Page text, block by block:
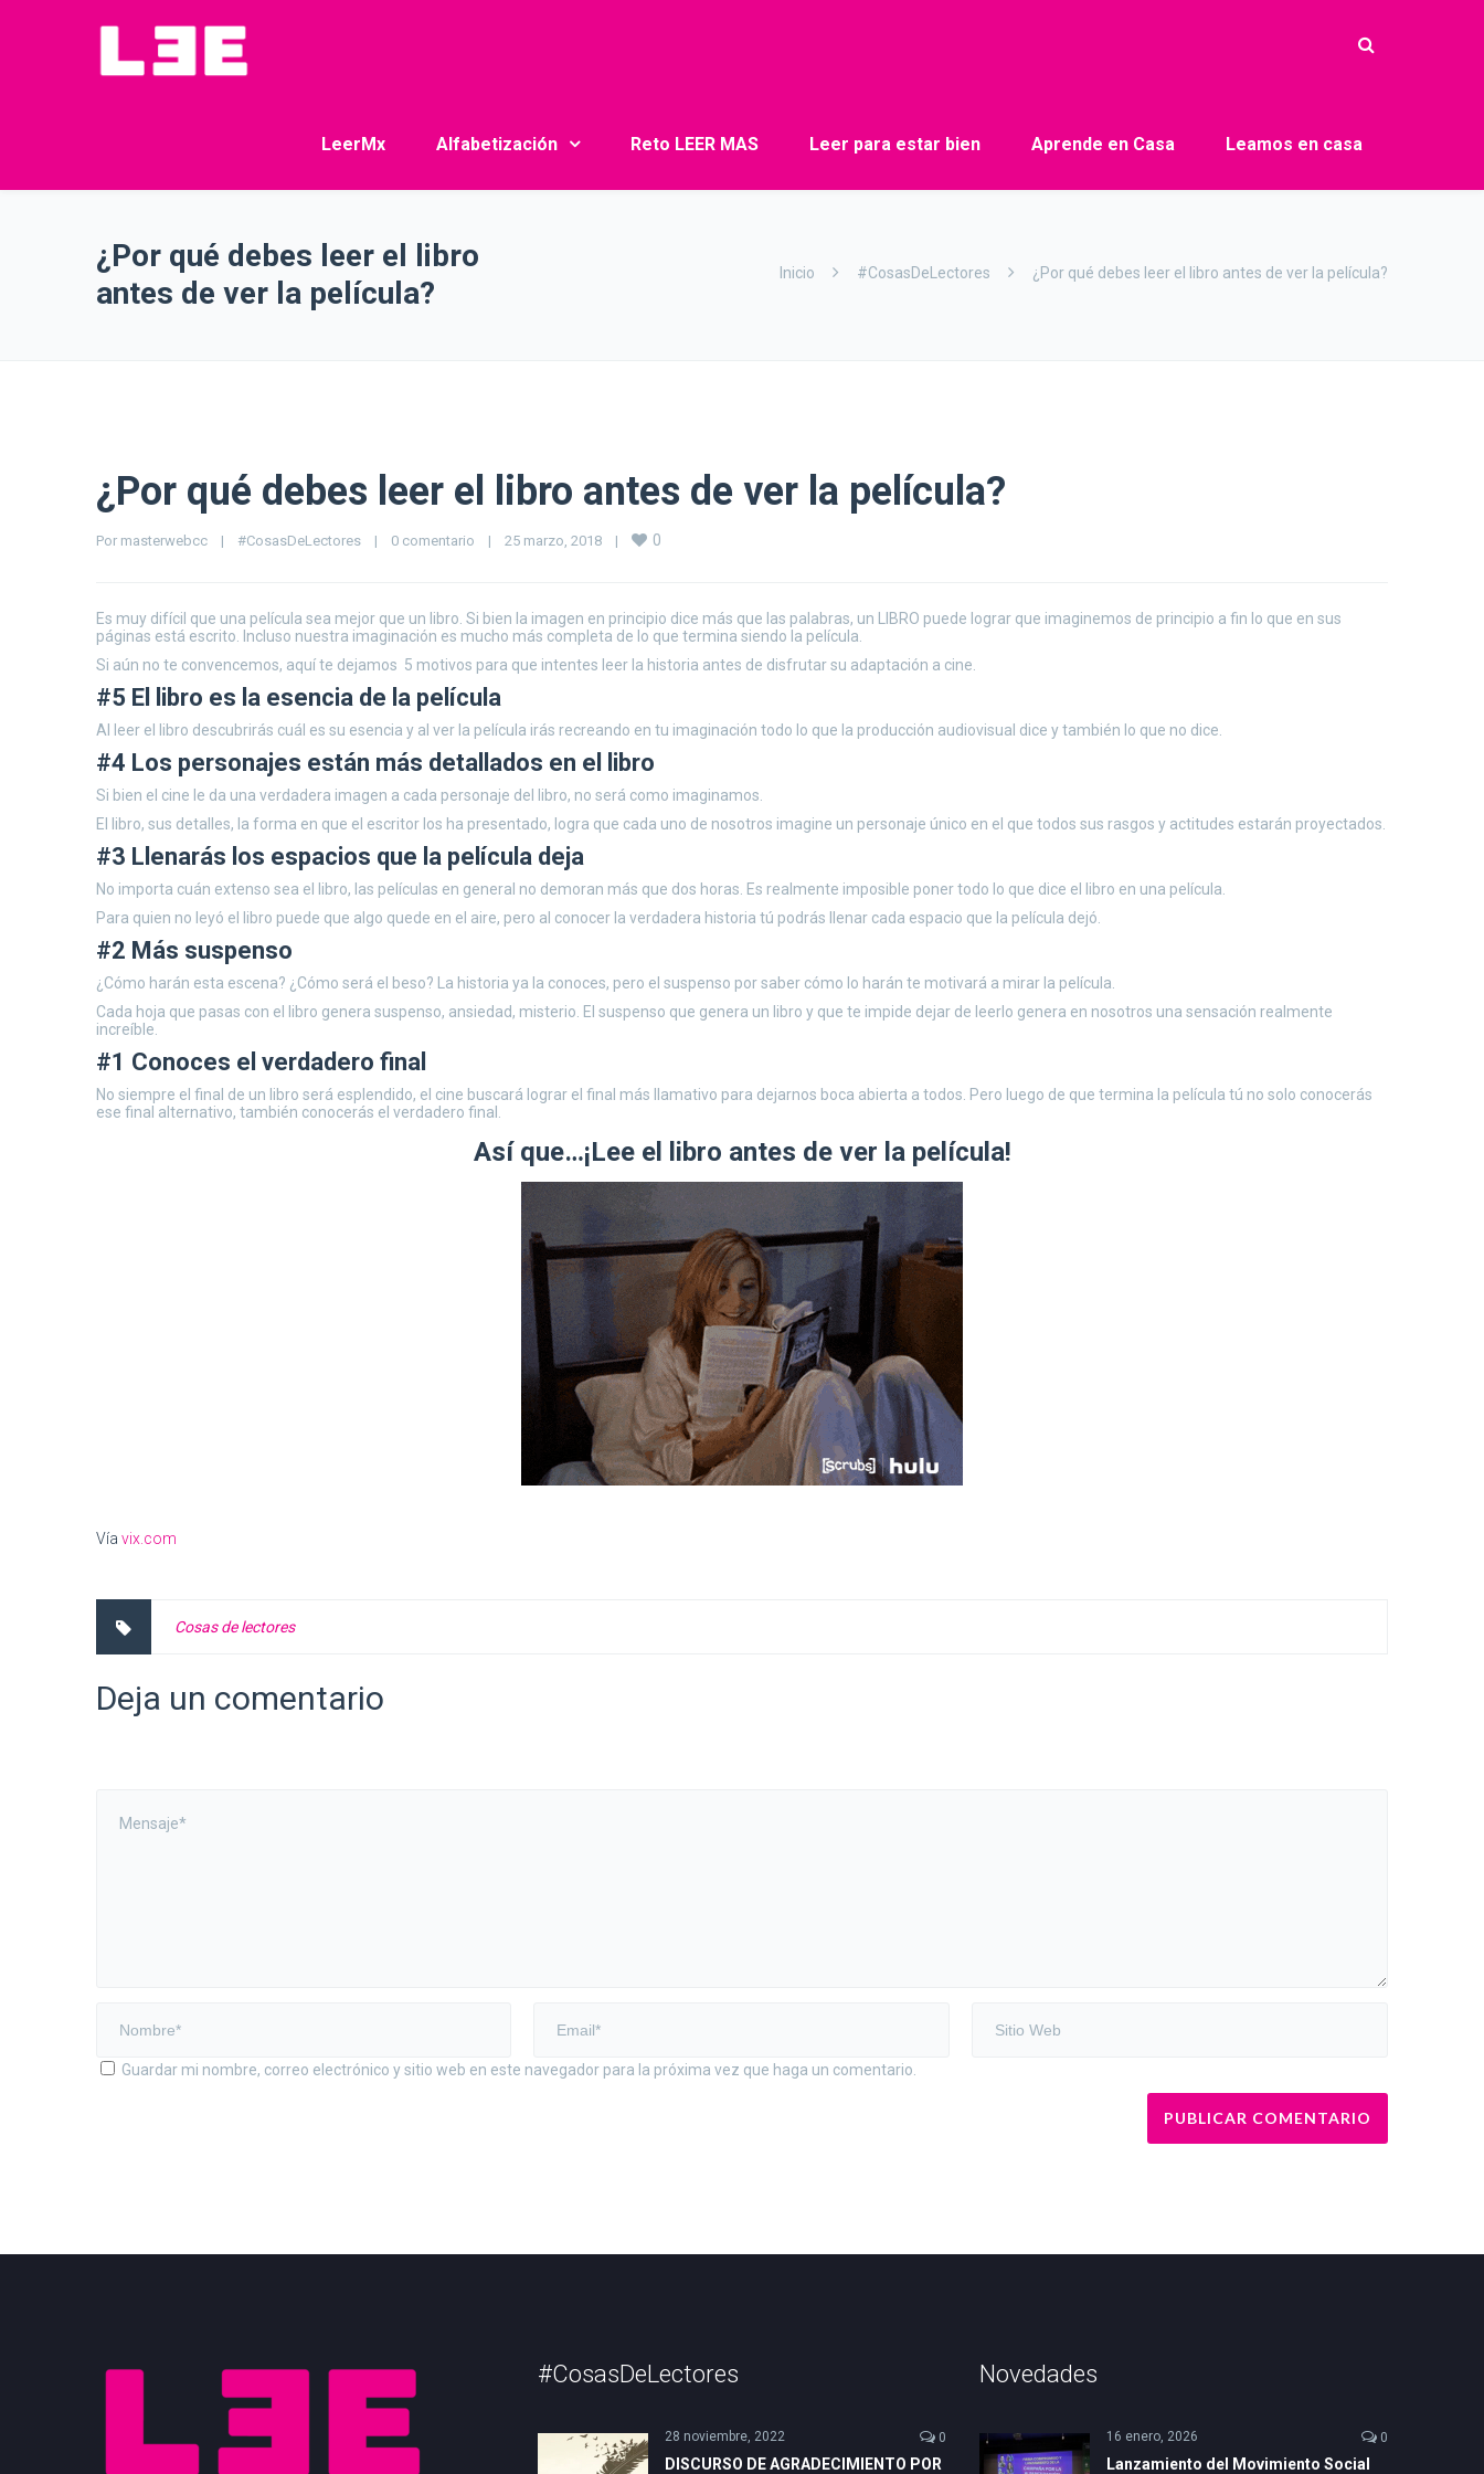
LeerMx Alfabetización Reto LEER MAS Leer para estar bien Aprende en Casa Leamos en casa
¿Por qué debes leer el libro
antes de ver la película?
Inicio #CosasDeLectores ¿Por qué debes leer el libro antes de ver la película?
¿Por qué debes leer el libro antes de ver la película?
Por masterwebcc | #CosasDeLectores | 0 comentario | 25 marzo, 2018 | 0
Es muy difícil que una película sea mejor que un libro. Si bien la imagen en principio dice más que las palabras, un LIBRO puede lograr que imaginemos de principio a fin lo que en sus
páginas está escrito. Incluso nuestra imaginación es mucho más completa de lo que termina siendo la película.
Si aún no te convencemos, aquí te dejamos 5 motivos para que intentes leer la historia antes de disfrutar su adaptación a cine.
#5 El libro es la esencia de la película
Al leer el libro descubrirás cuál es su esencia y al ver la película irás recreando en tu imaginación todo lo que la producción audiovisual dice y también lo que no dice.
#4 Los personajes están más detallados en el libro
Si bien el cine le da una verdadera imagen a cada personaje del libro, no será como imaginamos.
El libro, sus detalles, la forma en que el escritor los ha presentado, logra que cada uno de nosotros imagine un personaje único en el que todos sus rasgos y actitudes estarán proyectados.
#3 Llenarás los espacios que la película deja
No importa cuán extenso sea el libro, las películas en general no demoran más que dos horas. Es realmente imposible poner todo lo que dice el libro en una película.
Para quien no leyó el libro puede que algo quede en el aire, pero al conocer la verdadera historia tú podrás llenar cada espacio que la película dejó.
#2 Más suspenso
¿Cómo harán esta escena? ¿Cómo será el beso? La historia ya la conoces, pero el suspenso por saber cómo lo harán te motivará a mirar la película.
Cada hoja que pasas con el libro genera suspenso, ansiedad, misterio. El suspenso que genera un libro y que te impide dejar de leerlo genera en nosotros una sensación realmente
increíble.
#1 Conoces el verdadero final
No siempre el final de un libro será esplendido, el cine buscará lograr el final más llamativo para dejarnos boca abierta a todos. Pero luego de que termina la película tú no solo conocerás
ese final alternativo, también conocerás el verdadero final.
Así que…¡Lee el libro antes de ver la película!
Vía vix.com
Cosas de lectores
Deja un comentario
Guardar mi nombre, correo electrónico y sitio web en este navegador para la próxima vez que haga un comentario.
#CosasDeLectores
28 noviembre, 2022 0
DISCURSO DE AGRADECIMIENTO POR
Novedades
16 enero, 2026 0
Lanzamiento del Movimiento Social